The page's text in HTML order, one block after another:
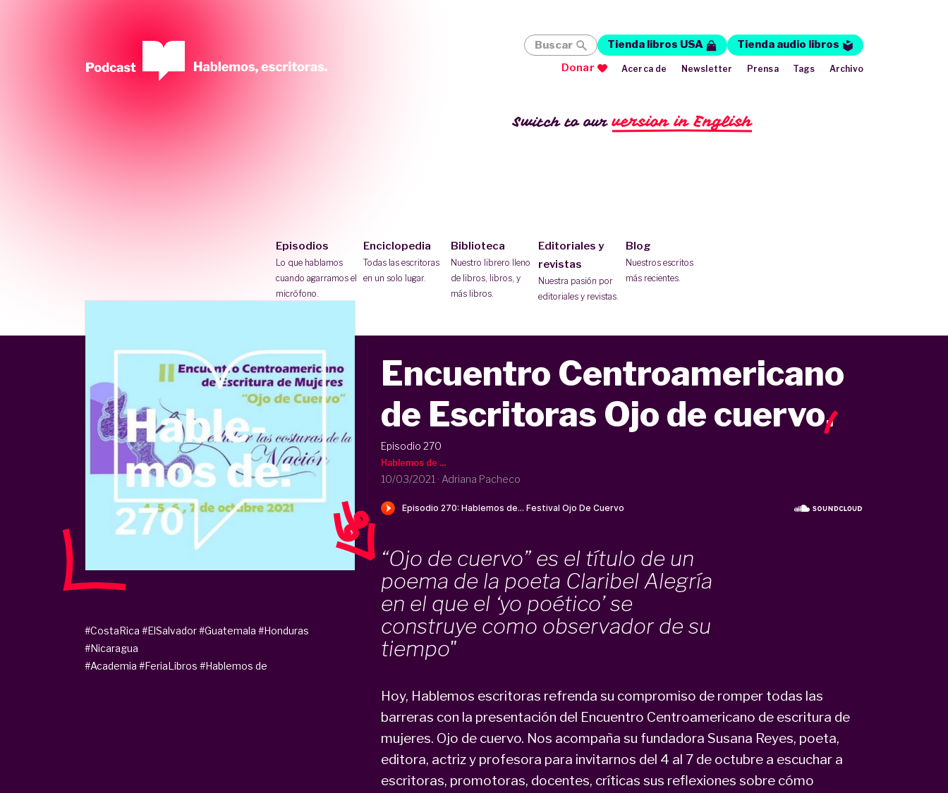
Switch to ourversion in English
Episodios
Lo que hablamos
cuando agarramos el
micrófono.
Enciclopedia
Todas las escritoras
en un solo lugar.
Biblioteca
Nuestro librero lleno
de libros, libros, y
más libros.
Editoriales y
revistas
Nuestra pasión por
editoriales y revistas.
Blog
Nuestros escritos
más recientes.
Buscar Tienda libros USA
Tienda audio libros
Donar
Acerca de Newsletter Prensa Tags Archivo
Encuentro Centroamericano
de Escritoras Ojo de cuervo.
Episodio 270
Hablemos de ...
10/03/2021 · Adriana Pacheco
“Ojo de cuervo” es el título de un
poema de la poeta Claribel Alegría
en el que el ‘yo poético’ se
construye como observador de su
tiempo"
Hoy, Hablemos escritoras refrenda su compromiso de romper todas las
barreras con la presentación del Encuentro Centroamericano de escritura de
mujeres. Ojo de cuervo. Nos acompaña su fundadora Susana Reyes, poeta,
editora, actriz y profesora para invitarnos del 4 al 7 de octubre a escuchar a
escritoras, promotoras, docentes, críticas sus reflexiones sobre cómo
#CostaRica #ElSalvador#Guatemala #Honduras
#Nicaragua
#Academia #FeriaLibros #Hablemos de